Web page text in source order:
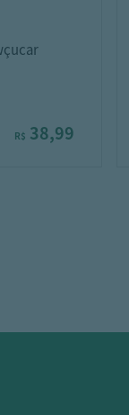
R$ 38,99